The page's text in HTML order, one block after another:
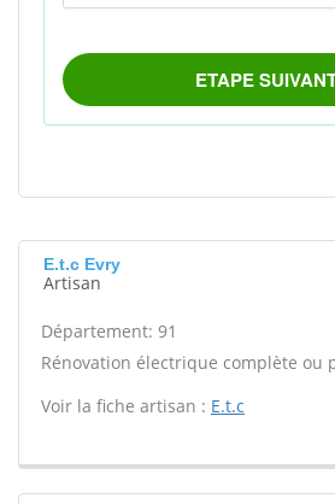
E.t.c Evry
Artisan
Département: 91
Rénovation électrique complète ou
Voir la fiche artisan : E.t.c